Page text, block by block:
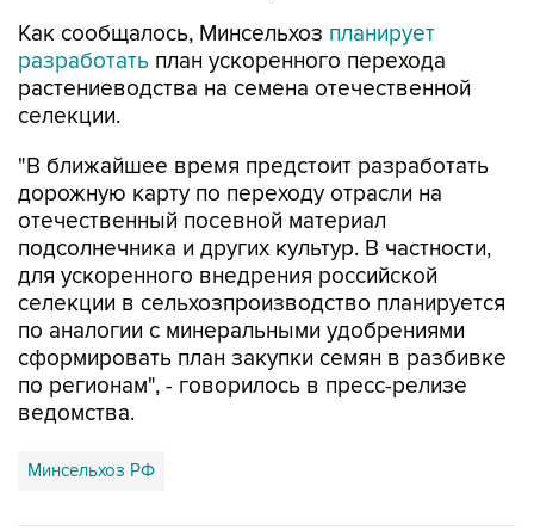
Как сообщалось, Минсельхоз планирует
разработать план ускоренного перехода
растениеводства на семена отечественной
селекции.
"В ближайшее время предстоит разработать
дорожную карту по переходу отрасли на
отечественный посевной материал
подсолнечника и других культур. В частности,
для ускоренного внедрения российской
селекции в сельхозпроизводство планируется
по аналогии с минеральными удобрениями
сформировать план закупки семян в разбивке
по регионам", - говорилось в пресс-релизе
ведомства.
Минсельхоз РФ